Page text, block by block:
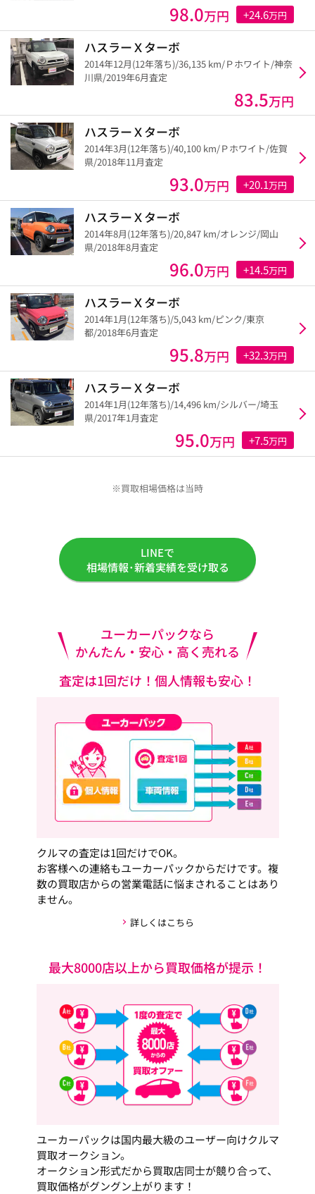
98.0万円 +24.6万円
ハスラーＸターボ
2014年12月(12年落ち)/36,135 km/Ｐホワイト/神奈
川県/2019年6月査定
83.5万円
ハスラーＸターボ
2014年3月(12年落ち)/40,100 km/Ｐホワイト/佐賀
県/2018年11月査定
93.0万円 +20.1万円
ハスラーＸターボ
2014年8月(12年落ち)/20,847 km/オレンジ/岡山
県/2018年8月査定
96.0万円 +14.5万円
ハスラーＸターボ
2014年1月(12年落ち)/5,043 km/ピンク/東京
都/2018年6月査定
95.8万円 +32.3万円
ハスラーＸターボ
2014年1月(12年落ち)/14,496 km/シルバー/埼玉
県/2017年1月査定
95.0万円 +7.5万円
※買取相場価格は当時
LINEで
相場情報･新着実績を受け取る
ユーカーパックなら
かんたん・安心・高く売れる
査定は1回だけ！個人情報も安心！
クルマの査定は1回だけでOK。
お客様への連絡もユーカーパックからだけです。複
数の買取店からの営業電話に悩まされることはあり
ません。
詳しくはこちら
最大8000店以上から買取価格が提示！
ユーカーパックは国内最大級のユーザー向けクルマ
買取オークション。
オークション形式だから買取店同士が競り合って、
買取価格がグングン上がります！